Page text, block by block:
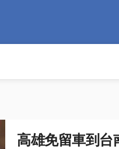
高雄免留車到台